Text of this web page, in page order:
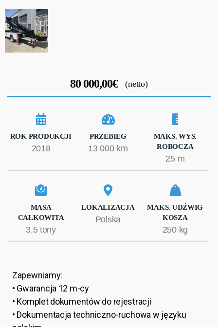
80 000,00€ (netto)
ROK PRODUKCJI
2018
PRZEBIEG
13 000 km
MAKS. WYS.
ROBOCZA
25 m
MASA
CAŁKOWITA
3,5 tony
LOKALIZACJA
Polska
MAKS. UDŹWIG
KOSZA
250 kg
Zapewniamy:
• Gwarancja 12 m-cy
• Komplet dokumentów do rejestracji
• Dokumentacja techniczno-ruchowa w języku